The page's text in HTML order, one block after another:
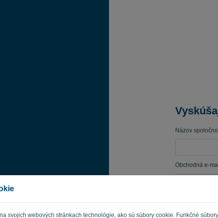
svojich webových stránkach technológie, ako sú súbory cookie. Funkčné
Názov
Obchodná e-